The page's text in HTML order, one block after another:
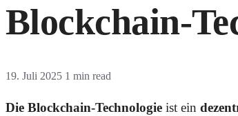
Blockchain-
19. Juli 2025 1 min read
Die Blockchain-Technologie ist ein